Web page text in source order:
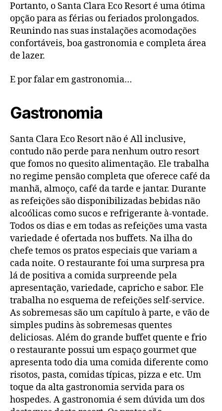
Portanto, o Santa Clara Eco Resort é uma ótima
opção para as férias ou feriados prolongados.
Reunindo nas suas instalações acomodações
confortáveis, boa gastronomia e completa área
de lazer.
E por falar em gastronomia…
Gastronomia
Santa Clara Eco Resort não é All inclusive,
contudo não perde para nenhum outro resort
que fomos no quesito alimentação. Ele trabalha
no regime pensão completa que oferece café da
manhã, almoço, café da tarde e jantar. Durante
as refeições são disponibilizadas bebidas não
alcoólicas como sucos e refrigerante à-vontade.
Todos os dias e em todas as refeições uma vasta
variedade é ofertada nos buffets. Na ilha do
chefe temos os pratos especiais que variam a
cada noite. O restaurante foi uma surpresa pra
lá de positiva a comida surpreende pela
apresentação, variedade, capricho e sabor. Ele
trabalha no esquema de refeições self-service.
As sobremesas são um capítulo à parte, e vão de
simples pudins às sobremesas quentes
deliciosas. Além do grande buffet quente e frio
o restaurante possui um espaço gourmet que
apresenta todo dia uma comida diferente como
risotos, pasta, comidas típicas, pizza e etc. Um
toque da alta gastronomia servida para os
hospedes. A gastronomia é sem dúvida um dos